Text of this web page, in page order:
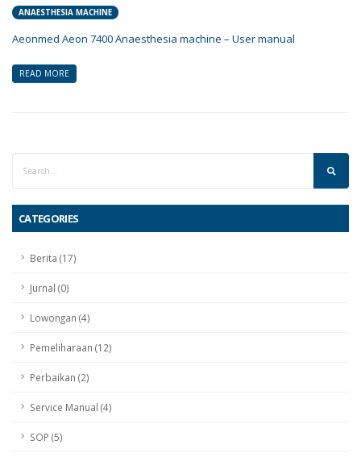
ANAESTHESIA MACHINE
Aeonmed Aeon 7400 Anaesthesia machine – User manual
READ MORE
CATEGORIES
Berita (17)
Jurnal (0)
Lowongan (4)
Pemeliharaan (12)
Perbaikan (2)
Service Manual (4)
SOP (5)